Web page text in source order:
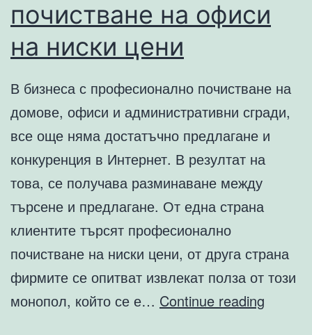
почистване на офиси
на ниски цени
В бизнеса с професионално почистване на
домове, офиси и административни сгради,
все още няма достатъчно предлагане и
конкуренция в Интернет. В резултат на
това, се получава разминаване между
търсене и предлагане. От една страна
клиентите търсят професионално
почистване на ниски цени, от друга страна
фирмите се опитват извлекат полза от този
монопол, който се е… Continue reading